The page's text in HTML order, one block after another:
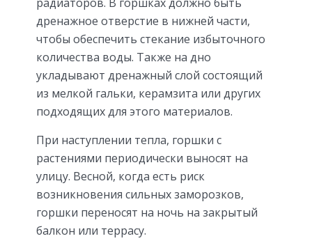
дренажное отверстие в нижней части,
чтобы обеспечить стекание избыточного
количества воды. Также на дно
укладывают дренажный слой состоящий
из мелкой гальки, керамзита или других
подходящих для этого материалов.
При наступлении тепла, горшки с
растениями периодически выносят на
улицу. Весной, когда есть риск
возникновения сильных заморозков,
горшки переносят на ночь на закрытый
балкон или террасу.